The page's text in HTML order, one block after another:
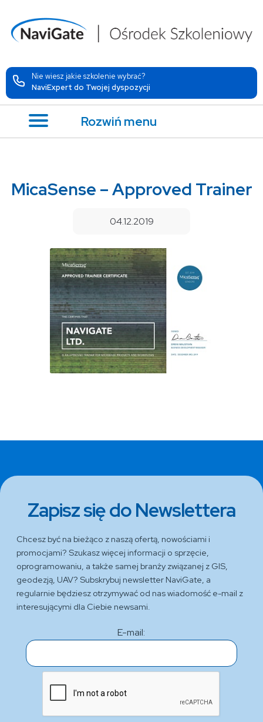
Nie wiesz jakie szkolenie wybrać?
NaviExpert do Twojej dyspozycji
Rozwiń menu
MicaSense – Approved Trainer
04.12.2019
Zapisz się do Newslettera
Chcesz być na bieżąco z naszą ofertą, nowościami i
promocjami? Szukasz więcej informacji o sprzęcie,
oprogramowaniu, a także samej branży związanej z GIS,
geodezją, UAV? Subskrybuj newsletter NaviGate, a
regularnie będziesz otrzymywać od nas wiadomość e-mail z
interesującymi dla Ciebie newsami.
E-mail: